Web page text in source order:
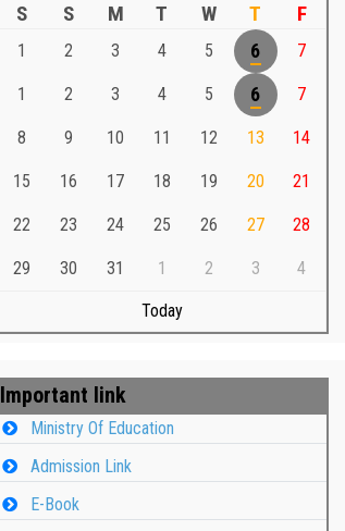
Md. Shafiullah Sarker
Md. Shafiullah Sarkar , Professor , Teacher
Md. Shafiullah Sarker
Md. Shafiullah Sarkar , Professor ,
Teacher Representative
S S M T W T F
1 2 3 4 5 6 7
1 2 3 4 5 6 7
8 9 10 11 12 13 14
15 16 17 18 19 20 21
22 23 24 25 26 27 28
29 30 31 1 2 3 4
Today
Important link
Ministry Of Education
Admission Link
E-Book